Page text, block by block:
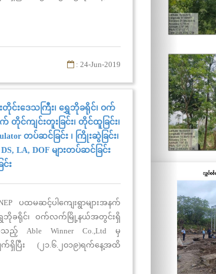
: 24-Jun-2019
တိုင်းဒေသကြီး၊ ရွှေဘိုခရိုင်၊ ဝက်
ကျင်းတူးခြင်း၊ တိုင်ထူခြင်း၊
တပ်ဆင်ခြင်း ၊ ကြိုးဆွဲခြင်း၊
LA, DOF များတပ်ဆင်ခြင်း
င်း
ပထမဆင့်ပါကျေးရွာများအနက်
ရွှေဘိုခရိုင်၊ ဝက်လက်မြို့နယ်အတွင်းရှိ
သည့် Able Winner Co.,Ltd မှ
ရှိပြီး (၂၁.၆.၂၀၁၉)ရက်နေ့အထိ